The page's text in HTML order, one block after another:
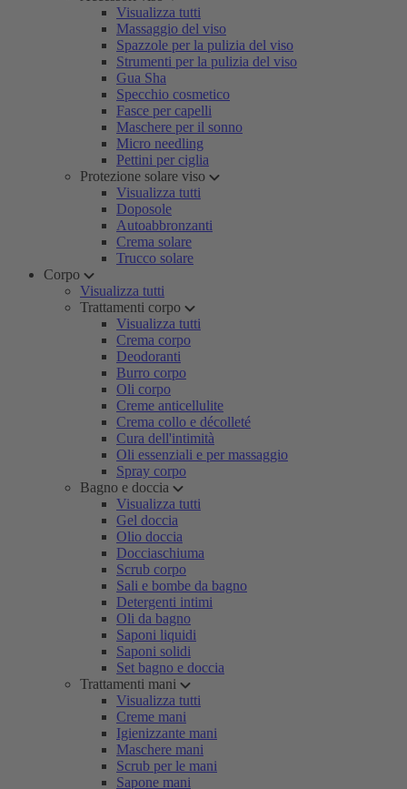
Visualizza tutti
Massaggio del viso
Spazzole per la pulizia del viso
Strumenti per la pulizia del viso
Gua Sha
Specchio cosmetico
Fasce per capelli
Maschere per il sonno
Micro needling
Pettini per ciglia
Protezione solare viso
Visualizza tutti
Doposole
Autoabbronzanti
Crema solare
Trucco solare
Corpo
Visualizza tutti
Trattamenti corpo
Visualizza tutti
Crema corpo
Deodoranti
Burro corpo
Oli corpo
Creme anticellulite
Crema collo e décolleté
Cura dell'intimità
Oli essenziali e per massaggio
Spray corpo
Bagno e doccia
Visualizza tutti
Gel doccia
Olio doccia
Docciaschiuma
Scrub corpo
Sali e bombe da bagno
Detergenti intimi
Oli da bagno
Saponi liquidi
Saponi solidi
Set bagno e doccia
Trattamenti mani
Visualizza tutti
Creme mani
Igienizzante mani
Maschere mani
Scrub per le mani
Sapone mani